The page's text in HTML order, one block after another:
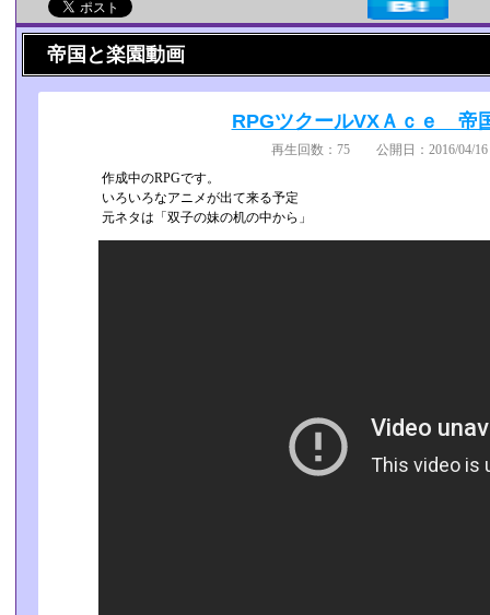
帝国と楽園動画
RPGツクールVXＡｃｅ
再生回数：75 公開日：2016/04/
作成中のRPGです。
いろいろなアニメが出て来る予定
元ネタは「双子の妹の机の中から」